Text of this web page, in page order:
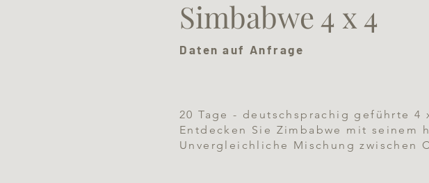
Simbabwe 4 x 4
Daten auf Anfrage
20 Tage - deutschsprachig geführte 4
Entdecken Sie Zimbabwe mit
Unvergleichliche Mischung zwischen